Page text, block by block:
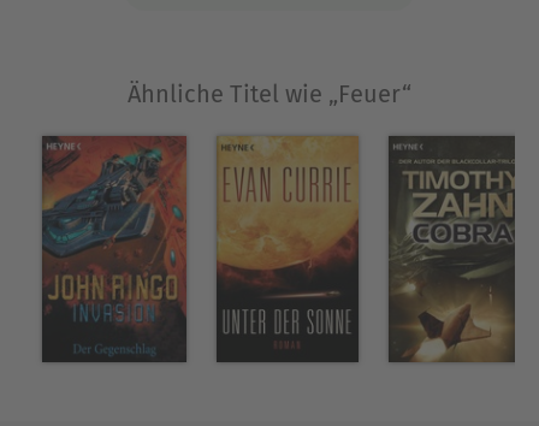
Ähnliche Titel wie „Feuer“